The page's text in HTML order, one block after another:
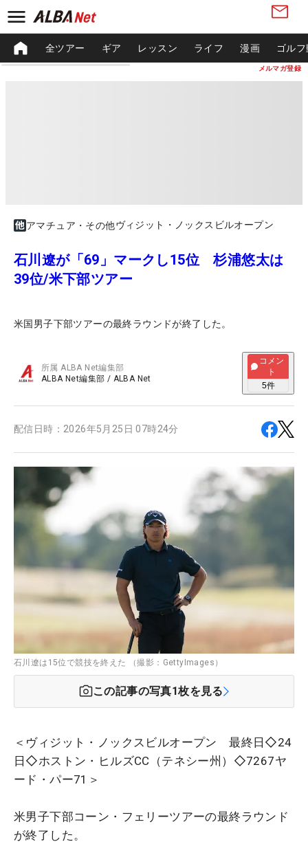
メルマガ登録
全ツアー ギア レッスン ライフ 漫画 ゴル
アマチュア・その他ヴィジット・ノックスビルオープン
石川遼が「69」マークし15位 杉浦悠太は
39位/米下部ツアー
米国男子下部ツアーの最終ラウンドが終了した。
所属ALBA Net編集部
ALBA Net編集部 / ALBA Net
コメン
ト
5件
配信日時： 2026年5月25日 07時24分
石川遼は15位で競技を終えた （撮影：GettyImages）
この記事の写真1枚を見る
＜ヴィジット・ノックスビルオープン 最終日◇24
日◇ホストン・ヒルズCC（テネシー州）◇7267ヤ
ード・パー71＞
米男子下部コーン・フェリーツアーの最終ラウンド
が終了した。